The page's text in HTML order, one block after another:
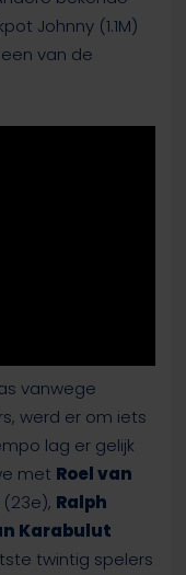
Johnny (1.1M)
van de
vanwege
werd er om iets
lag er gelijk
met Roel van
(23e), Ralph
Karabulut
twintig spelers